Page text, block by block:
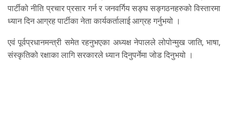
पार्टीको नीति प्रचार प्रसार गर्न र जनवर्गिय सङ्घ सङ्गठनहरुको विस्तारमा
ध्यान दिन आग्रह पार्टीका नेता कार्यकर्तालाई आग्रह गर्नुभयो ।
एवं पूर्वप्रधानमन्त्री समेत रहनुभएका अध्यक्ष नेपालले लोपोन्मुख जाति, भाषा,
संस्कृतिको रक्षाका लागि सरकारले ध्यान दिनुपर्नेमा जोड दिनुभयो ।